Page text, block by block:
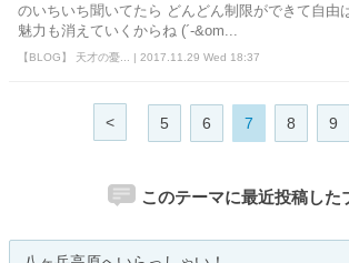
のいちいち聞いてたら どんどん制限ができて自由
魅力も消えていくからね (´-&om...
【BLOG】 天才の憂... | 2017.11.29 Wed 18:37
< 5 6 7 8 9
このテーマに最近投稿した